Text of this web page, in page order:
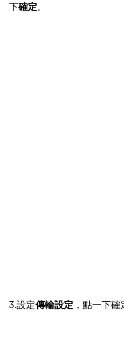
下確定。
3.設定傳輸設定 ，點一下確